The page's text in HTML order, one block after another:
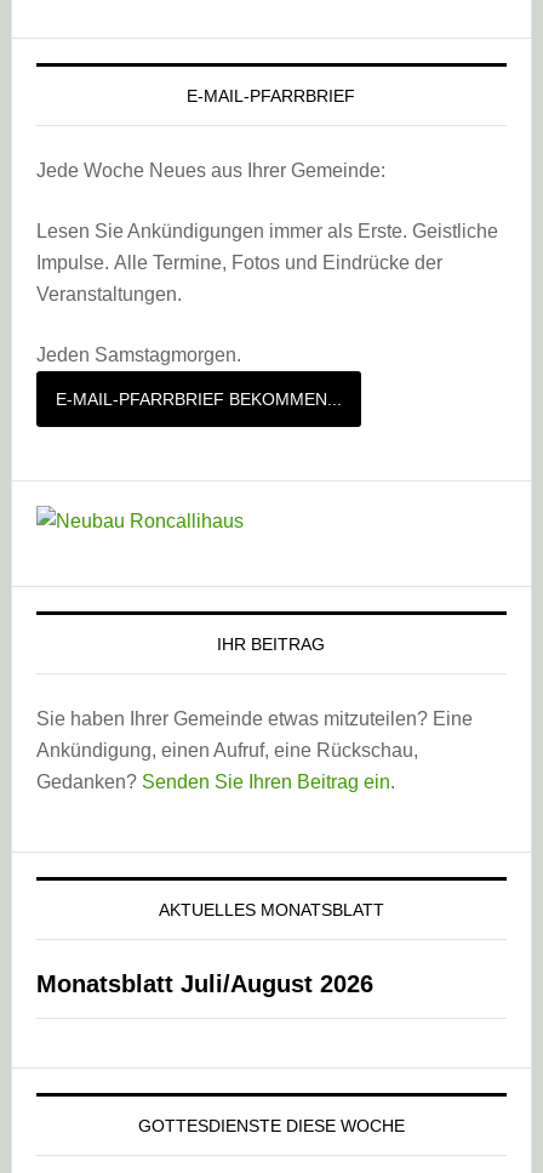
E-MAIL-PFARRBRIEF
Jede Woche Neues aus Ihrer Gemeinde:
Lesen Sie Ankündigungen immer als Erste. Geistliche
Impulse. Alle Termine, Fotos und Eindrücke der
Veranstaltungen.
Jeden Samstagmorgen.
E-MAIL-PFARRBRIEF BEKOMMEN...
IHR BEITRAG
Sie haben Ihrer Gemeinde etwas mitzuteilen? Eine
Ankündigung, einen Aufruf, eine Rückschau,
Gedanken? Senden Sie Ihren Beitrag ein.
AKTUELLES MONATSBLATT
Monatsblatt Juli/August 2026
GOTTESDIENSTE DIESE WOCHE